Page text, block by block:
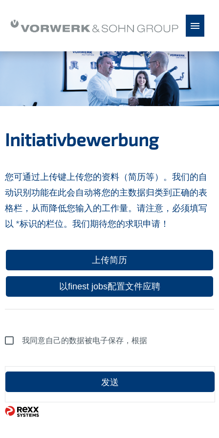
英语 Español 塞爾維亞
前景
Initiativbewerbung
您可通过上传键上传您的资料（简历等）。我们的自
动识别功能在此会自动将您的主数据归类到正确的表
格栏，从而降低您输入的工作量。请注意，必须填写
以 *标识的栏位。我们期待您的求职申请！
上传简历
以finest jobs配置文件应聘
我同意自己的数据被电子保存，根据
发送